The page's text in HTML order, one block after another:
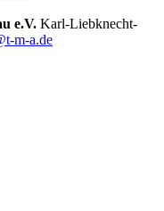
e.V. Karl-Liebknecht-
m-a.de